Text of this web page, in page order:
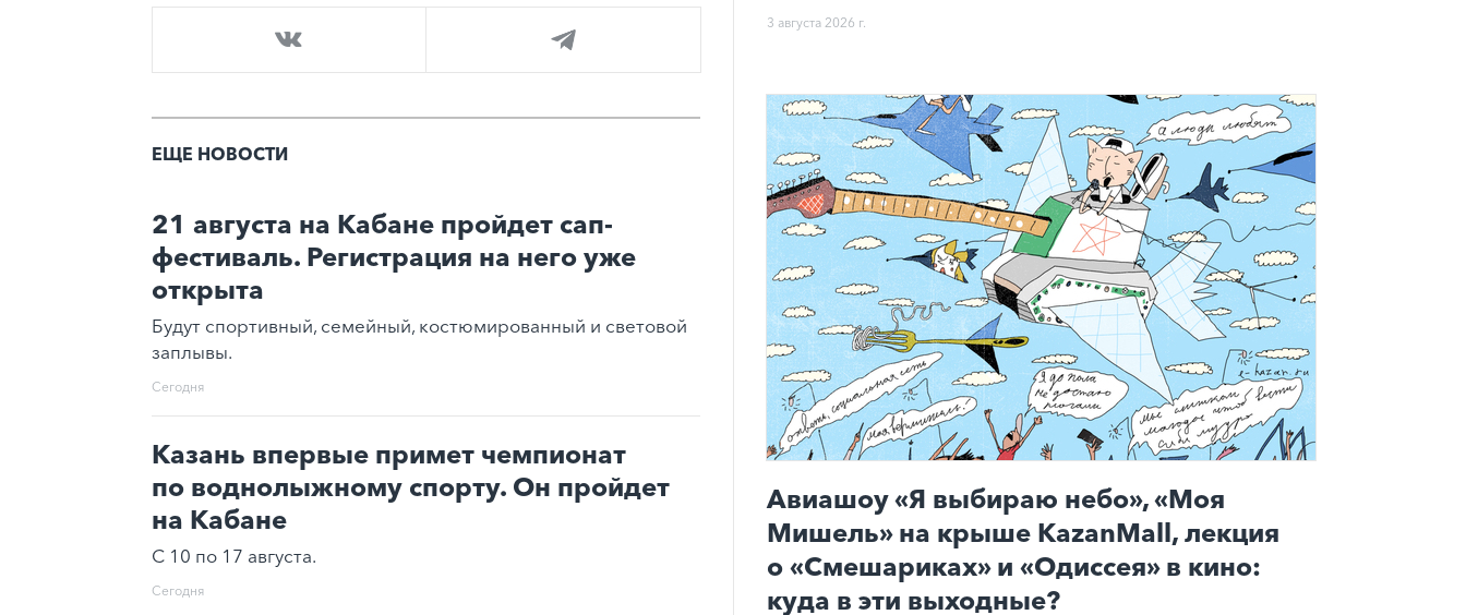
ЕЩЕ НОВОСТИ
21 августа на Кабане пройдет сап-
фестиваль. Регистрация на него уже
открыта
Будут спортивный, семейный, костюмированный и световой
заплывы.
Сегодня
Казань впервые примет чемпионат
по воднолыжному спорту. Он пройдет
на Кабане
С 10 по 17 августа.
Сегодня
3 августа 2026 г.
Авиашоу «Я выбираю небо», «Моя
Мишель» на крыше KazanMall, лекция
о «Смешариках» и «Одиссея» в кино:
куда в эти выходные?